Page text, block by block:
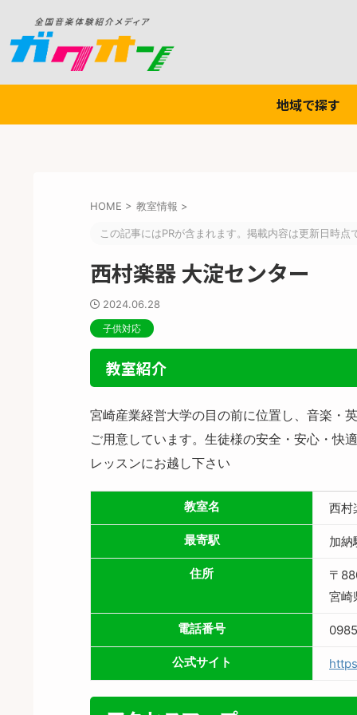
地域で探す
HOME > 教室情報 >
この記事にはPRが含まれます。掲載内容は更新日時点
西村楽器 大淀センター
2024.06.28
子供対応
教室紹介
宮崎産業経営大学の目の前に位置し、音楽・
ご用意しています。生徒様の安全・安心・快
レッスンにお越し下さい
教室名 西村
最寄駅 加納
住所
〒
宮崎
電話番号
公式サイト